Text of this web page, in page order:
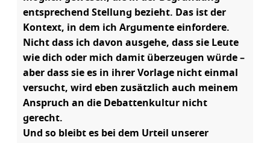
entsprechend Stellung bezieht. Das ist der
Kontext, in dem ich Argumente einfordere.
Nicht dass ich davon ausgehe, dass sie Leute
wie dich oder mich damit überzeugen würde –
aber dass sie es in ihrer Vorlage nicht einmal
versucht, wird eben zusätzlich auch meinem
Anspruch an die Debattenkultur nicht
gerecht.
Und so bleibt es bei dem Urteil unserer